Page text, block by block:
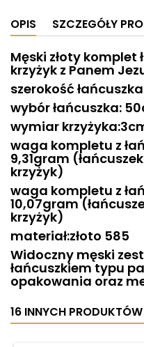
OPIS SZCZEGÓŁY
Męski złoty komplet
krzyżyk z Panem
szerokość
wybór łańcuszka:
wymiar
waga kompletu z
9,31gram
krzyżyk)
waga kompletu z
10,07gram
krzyżyk)
materiał:złoto 585
Widoczny męski
łańcuszkiem typu
opakowania oraz
16 INNYCH